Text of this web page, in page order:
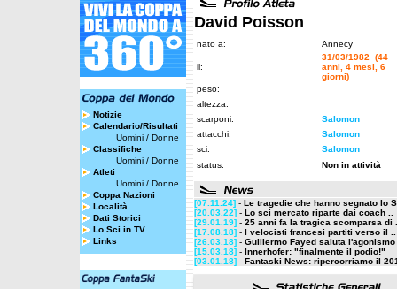
Notizie
Calendario/Risultati
Uomini / Donne
Classifiche
Uomini / Donne
Atleti
Uomini / Donne
Coppa Nazioni
Località
Dati Storici
Lo Sci in TV
Links
David Poisson
nato a: Annecy
il:
31/03/1982 (44
anni, 4 mesi, 6
giorni)
peso:
altezza:
scarponi:
Salomon
attacchi:
Salomon
sci:
Salomon
status:
Non in attività
[07.11.24] - Le tragedie che hanno segnato lo
[20.03.22] - Lo sci mercato riparte dai coach ..
[29.01.19] - 25 anni fa la tragica scomparsa di
[17.08.18] - I velocisti francesi partiti verso il ..
[26.03.18] - Guillermo Fayed saluta l'agonismo
[15.03.18] - Innerhofer: "finalmente il podio!"
[03.01.18] - Fantaski News: ripercorriamo il